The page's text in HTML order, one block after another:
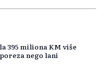
395 miliona KM više
nego lani